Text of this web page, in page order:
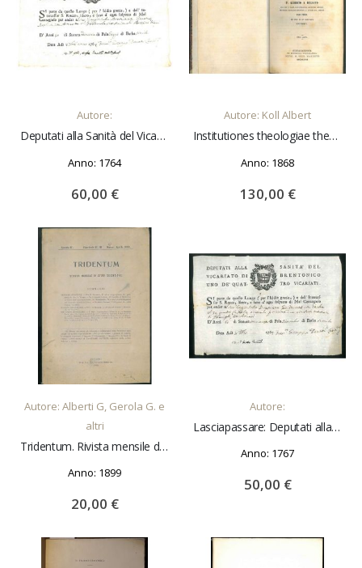
Autore:
Deputati alla Sanità del Vicariato di Brentonico uno dè quattro Vicariati. Si parte da questo luogo (per l'Iddio grazia,) e dell'intercessor S. Rocco, libero, e sano d'ogni sospetto di Mal Contagioso per andar a...
Anno: 1764
60,00 €
AGGIUNGI AL CARRELLO
Autore: Koll Albert
Institutiones theologiae theoreticae seu dogmatico-polemicae concinnate a reverendissimo P. Alberto a Bulsano. Editio quarta.
Anno: 1868
130,00 €
AGGIUNGI AL CARRELLO
Autore: Alberti G, Gerola G. e
altri
Tridentum. Rivista mensile di studi scientifici. Annata II. Fascicolo II.III. Marzo-Aprile 1899.
Anno: 1899
20,00 €
Autore:
Lasciapassare: Deputati alla sanità del vicariato di Brentonico uno dè quattro vicariati
Anno: 1767
50,00 €